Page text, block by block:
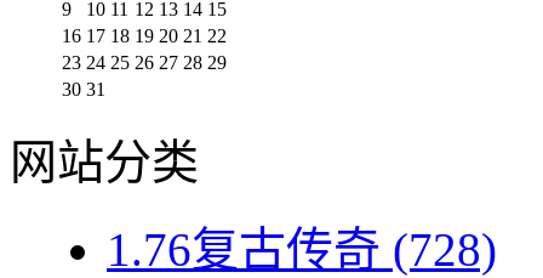
9
10 11 12 13 14 15
16 17 18 19 20 21 22
23 24 25 26 27 28 29
30 31
网站分类
1.76复古传奇 (728)